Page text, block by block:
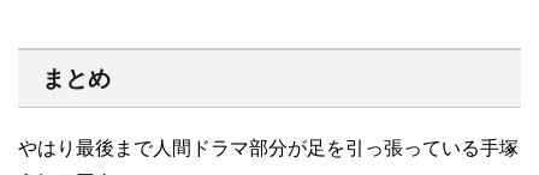
まとめ
やはり最後まで人間ドラマ部分が足を引っ張っている手塚